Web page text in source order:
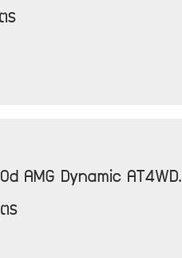
ร
AMG Dynamic AT4WD.
ร